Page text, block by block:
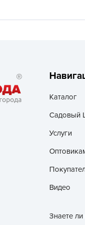
Каталог
Садовый
Услуги
Видео
Знаете